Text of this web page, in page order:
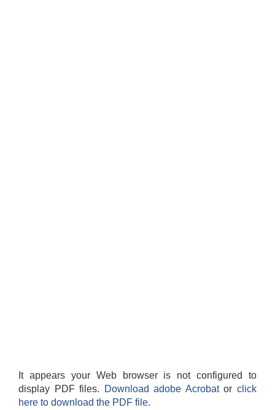
It appears your Web browser is not configured to
display PDF files.
Download adobe Acrobatorclick
here to download the PDF file.